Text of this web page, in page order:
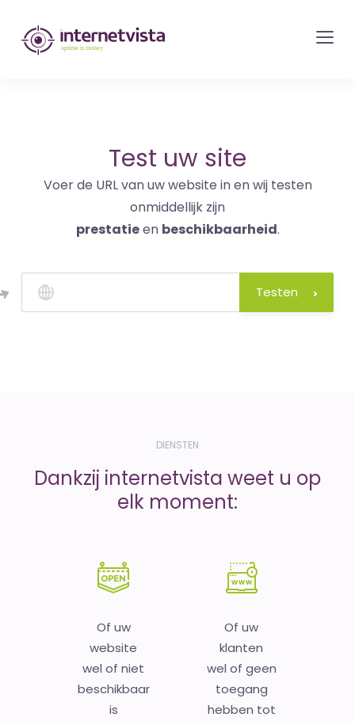
internetvista
monitoring
en
internetdiensten
Uptime
is
money
Test uw site
Voer de URL van uw website in en wij testen
onmiddellijk zijn
prestatieen beschikbaarheid.
Testen
DIENSTEN
Dankzij internetvista weet u op
elk moment:
Of uw
website
wel of niet
beschikbaar
is
Of uw
klanten
wel of geen
toegang
hebben tot